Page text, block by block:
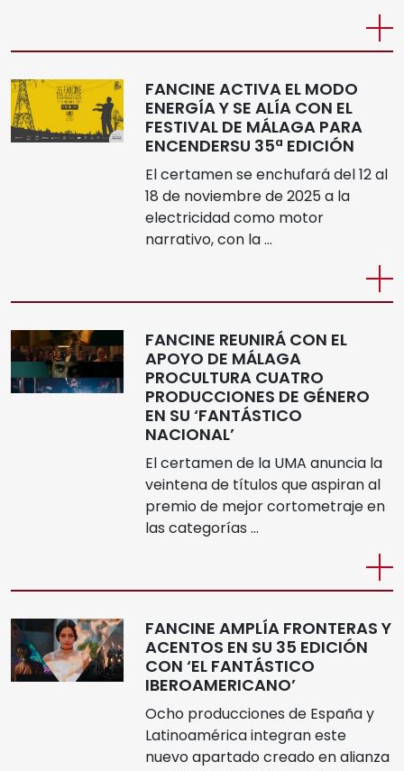
FANCINE ACTIVA EL MODO
ENERGÍA Y SE ALÍA CON EL
FESTIVAL DE MÁLAGA PARA
ENCENDERSU 35ª EDICIÓN
El certamen se enchufará del 12 al
18 de noviembre de 2025 a la
electricidad como motor
narrativo, con la …
FANCINE REUNIRÁ CON EL
APOYO DE MÁLAGA
PROCULTURA CUATRO
PRODUCCIONES DE GÉNERO
EN SU ‘FANTÁSTICO
NACIONAL’
El certamen de la UMA anuncia la
veintena de títulos que aspiran al
premio de mejor cortometraje en
las categorías …
FANCINE AMPLÍA FRONTERAS Y
ACENTOS EN SU 35 EDICIÓN
CON ‘EL FANTÁSTICO
IBEROAMERICANO’
Ocho producciones de España y
Latinoamérica integran este
nuevo apartado creado en alianza